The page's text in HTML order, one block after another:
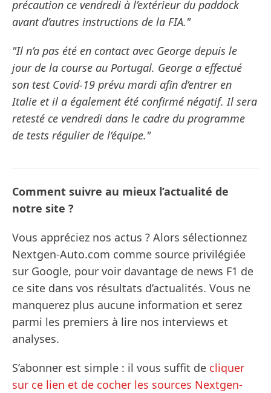
précaution ce vendredi à l’extérieur du paddock
avant d’autres instructions de la FIA."
"Il n’a pas été en contact avec George depuis le
jour de la course au Portugal. George a effectué
son test Covid-19 prévu mardi afin d’entrer en
Italie et il a également été confirmé négatif. Il sera
retesté ce vendredi dans le cadre du programme
de tests régulier de l’équipe."
Comment suivre au mieux l’actualité de
notre site ?
Vous appréciez nos actus ? Alors sélectionnez
Nextgen-Auto.com comme source privilégiée
sur Google, pour voir davantage de news F1 de
ce site dans vos résultats d’actualités. Vous ne
manquerez plus aucune information et serez
parmi les premiers à lire nos interviews et
analyses.
S’abonner est simple : il vous suffit de cliquer
sur ce lien et de cocher les sources Nextgen-